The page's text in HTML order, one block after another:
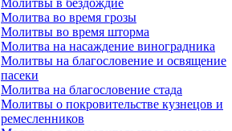
Молитвы в бездождие
Молитва во время грозы
Молитвы во время шторма
Молитва на насаждение виноградника
Молитвы на благословение и освящение
пасеки
Молитва на благословение стада
Молитвы о покровительстве кузнецов и
ремесленников